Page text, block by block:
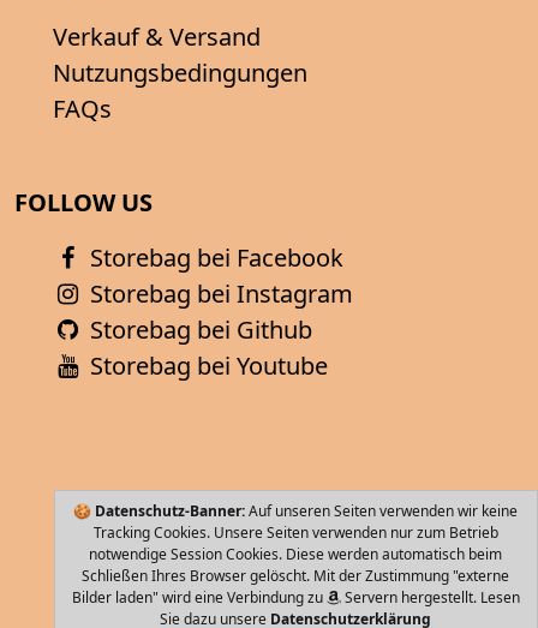
🍪 Datenschutz-Banner:Auf unseren Seiten verwenden wir keine
Tracking Cookies. Unsere Seiten verwenden nur zum Betrieb
notwendige Session Cookies. Diese werden automatisch beim
Schließen Ihres Browser gelöscht. Mit der Zustimmung "externe
Bilder laden" wird eine Verbindung zu
Servern hergestellt. Lesen
Sie dazu unsere Datenschutzerklärung
Verkauf & Versand
Nutzungsbedingungen
FAQs
FOLLOW US
Storebag bei Facebook
Storebag bei Instagram
Storebag bei Github
Storebag bei Youtube